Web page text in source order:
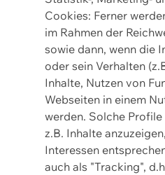
Cookies: Ferner
im Rahmen der
sowie dann, wenn die
oder sein Verhalten
Inhalte, Nutzen von
Webseiten in einem
werden. Solche
z.B. Inhalte
Interessen
auch als "Tracking",